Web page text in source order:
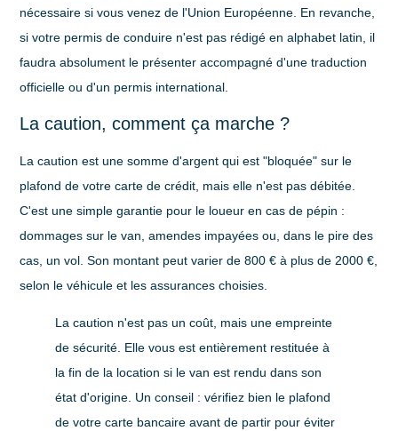
nécessaire si vous venez de l'Union Européenne. En revanche,
si votre permis de conduire n'est pas rédigé en alphabet latin, il
faudra absolument le présenter accompagné d'une traduction
officielle ou d'un permis international.
La caution, comment ça marche ?
La caution est une somme d'argent qui est "bloquée" sur le
plafond de votre carte de crédit, mais elle n'est pas débitée.
C'est une simple garantie pour le loueur en cas de pépin :
dommages sur le van, amendes impayées ou, dans le pire des
cas, un vol. Son montant peut varier de800 € à plus de 2000 €
selon le véhicule et les assurances choisies.
La caution n'est pas un coût, mais une empreinte
de sécurité. Elle vous est entièrement restituée à
la fin de la location si le van est rendu dans son
état d'origine. Un conseil : vérifiez bien le plafond
de votre carte bancaire avant de partir pour éviter